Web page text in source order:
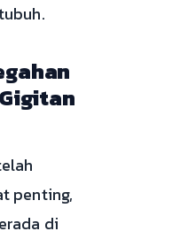
penting,
di